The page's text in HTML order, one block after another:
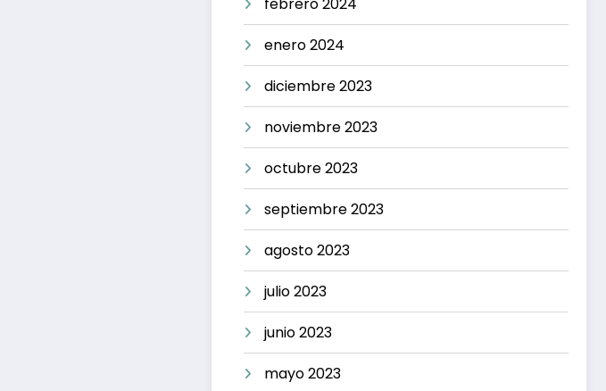
enero 2024
diciembre 2023
noviembre 2023
octubre 2023
septiembre 2023
agosto 2023
julio 2023
junio 2023
mayo 2023